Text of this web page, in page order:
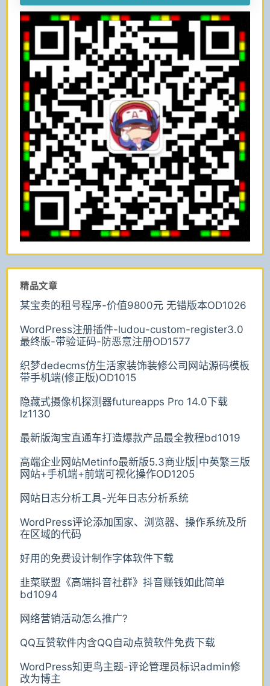
精品文章
某宝卖的租号程序-价值9800元 无错版本OD1026
WordPress注册插件-ludou-custom-register3.0
最终版-带验证码-防恶意注册OD1577
织梦dedecms仿生活家装饰装修公司网站源码模板
带手机端(修正版)OD1015
隐藏式摄像机探测器futureapps Pro 14.0下载
lz1130
最新版淘宝直通车打造爆款产品最全教程bd1019
高端企业网站Metinfo最新版5.3商业版|中英繁三版
网站+手机端+前端可视化操作OD1205
网站日志分析工具-光年日志分析系统
WordPress评论添加国家、浏览器、操作系统及所
在区域的代码
好用的免费设计制作字体软件下载
韭菜联盟《高端抖音社群》抖音赚钱如此简单
bd1094
网络营销活动怎么推广?
QQ互赞软件内含QQ自动点赞软件免费下载
WordPress知更鸟主题-评论管理员标识admin修
改为博主